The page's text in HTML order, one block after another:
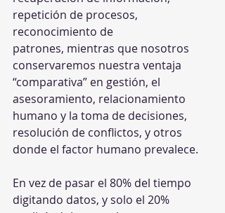
repetición de procesos,
reconocimiento de
patrones, mientras que nosotros
conservaremos nuestra ventaja
“comparativa” en gestión, el
asesoramiento, relacionamiento
humano y la toma de decisiones,
resolución de conflictos, y otros
donde el factor humano prevalece.
En vez de pasar el 80% del tiempo
digitando datos, y solo el 20%